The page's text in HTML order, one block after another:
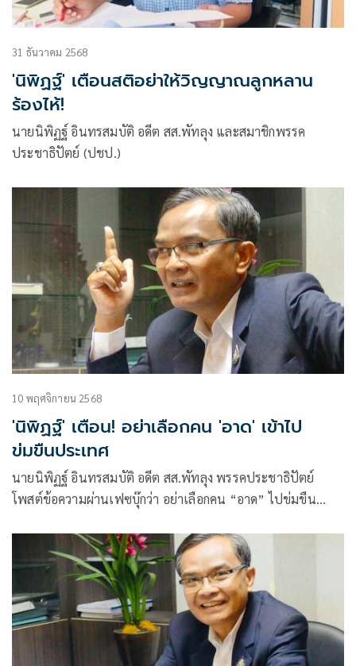
31 ธันวาคม 2568
'นิพิฏฐ์' เตือนสติอย่าให้วิญญาณลูกหลาน
ร้องไห้!
นายนิพิฏฐ์ อินทรสมบัติ อดีต สส.พัทลุง และสมาชิกพรรค
ประชาธิปัตย์ (ปชป.)
10 พฤศจิกายน 2568
'นิพิฏฐ์' เตือน! อย่าเลือกคน 'อาด' เข้าไป
ข่มขืนประเทศ
นายนิพิฏฐ์ อินทรสมบัติ อดีต สส.พัทลุง พรรคประชาธิปัตย์
โพสต์ข้อความผ่านเฟซบุ๊กว่า อย่าเลือกคน “อาด” ไปข่มขืน